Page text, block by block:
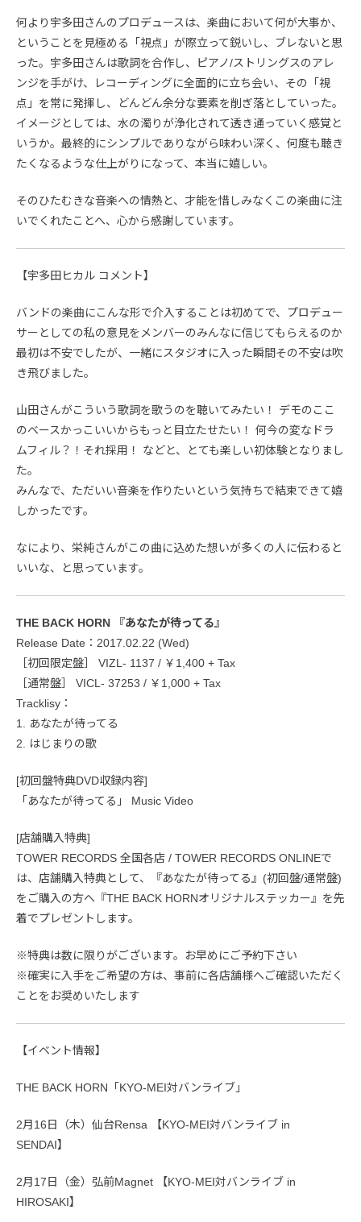
何より宇多田さんのプロデュースは、楽曲において何が大事か、
ということを見極める「視点」が際立って鋭いし、ブレないと思
った。宇多田さんは歌詞を合作し、ピアノ/ストリングスのアレ
ンジを手がけ、レコーディングに全面的に立ち会い、その「視
点」を常に発揮し、どんどん余分な要素を削ぎ落としていった。
イメージとしては、水の濁りが浄化されて透き通っていく感覚と
いうか。最終的にシンプルでありながら味わい深く、何度も聴き
たくなるような仕上がりになって、本当に嬉しい。
そのひたむきな音楽への情熱と、才能を惜しみなくこの楽曲に注
いでくれたことへ、心から感謝しています。
【宇多田ヒカル コメント】
バンドの楽曲にこんな形で介入することは初めてで、プロデュー
サーとしての私の意見をメンバーのみんなに信じてもらえるのか
最初は不安でしたが、一緒にスタジオに入った瞬間その不安は吹
き飛びました。
山田さんがこういう歌詞を歌うのを聴いてみたい！ デモのここ
のベースかっこいいからもっと目立たせたい！ 何今の変なドラ
ムフィル？！それ採用！ などと、とても楽しい初体験となりまし
た。
みんなで、ただいい音楽を作りたいという気持ちで結束できて嬉
しかったです。
なにより、栄純さんがこの曲に込めた想いが多くの人に伝わると
いいな、と思っています。
THE BACK HORN 『あなたが待ってる』
Release Date：2017.02.22 (Wed)
［初回限定盤］ VIZL- 1137 / ￥1,400 + Tax
［通常盤］ VICL- 37253 / ￥1,000 + Tax
Tracklisy：
1. あなたが待ってる
2. はじまりの歌
[初回盤特典DVD収録内容]
「あなたが待ってる」 Music Video
[店舗購入特典]
TOWER RECORDS 全国各店 / TOWER RECORDS ONLINEで
は、店舗購入特典として、『あなたが待ってる』(初回盤/通常盤)
をご購入の方へ『THE BACK HORNオリジナルステッカー』を先
着でプレゼントします。
※特典は数に限りがございます。お早めにご予約下さい
※確実に入手をご希望の方は、事前に各店舗様へご確認いただく
ことをお奨めいたします
【イベント情報】
THE BACK HORN「KYO-MEI対バンライブ」
2月16日（木）仙台Rensa 【KYO-MEI対バンライブ in
SENDAI】
2月17日（金）弘前Magnet 【KYO-MEI対バンライブ in
HIROSAKI】